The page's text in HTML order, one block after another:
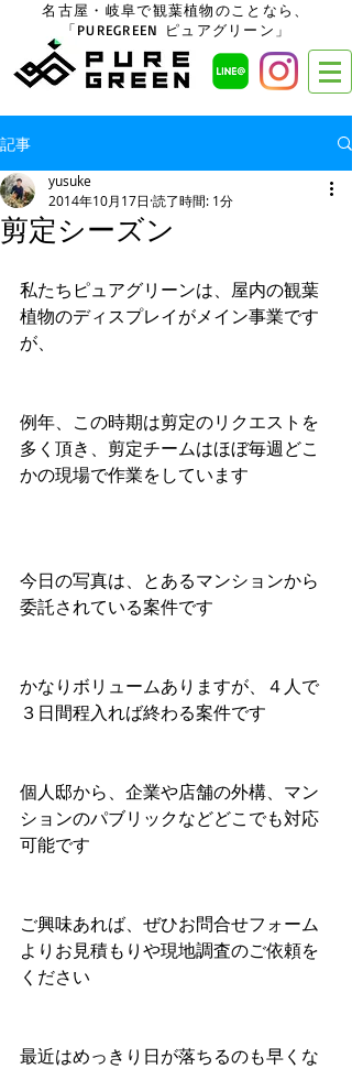
名古屋・岐阜で観葉植物のことなら、
「PUREGREEN ピュアグリーン」
記事
剪定シーズン
yusuke
2014年10月17日 読了時間: 1分
私たちピュアグリーンは、屋内の観葉
植物のディスプレイがメイン事業です
が、
例年、この時期は剪定のリクエストを
多く頂き、剪定チームはほぼ毎週どこ
かの現場で作業をしています
今日の写真は、とあるマンションから
委託されている案件です
かなりボリュームありますが、４人で
３日間程入れば終わる案件です
個人邸から、企業や店舗の外構、マン
ションのパブリックなどどこでも対応
可能です
ご興味あれば、ぜひお問合せフォーム
よりお見積もりや現地調査のご依頼を
ください
最近はめっきり日が落ちるのも早くな